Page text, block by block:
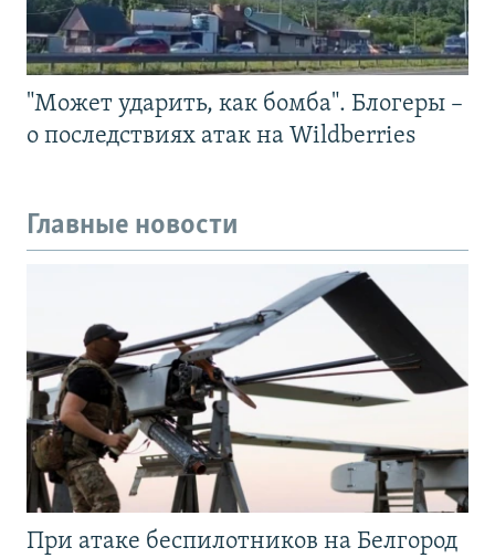
"Может ударить, как бомба". Блогеры –
о последствиях атак на Wildberries
Главные новости
При атаке беспилотников на Белгород